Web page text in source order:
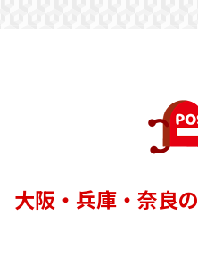
大阪・ 兵庫・奈良の